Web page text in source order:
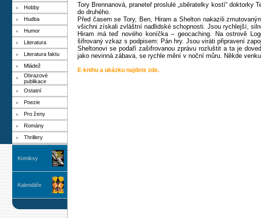
Hobby
Hudba
Humor
Literatura
Literatura faktu
Mládež
Obrazové
publikace
Ostatní
Poezie
Pro ženy
Romány
Thrillery
Komiksy
Kalendáře
Tory Brennanová, praneteř proslulé „sběratelky kostí“ doktorky
do druhého.
Před časem se Tory, Ben, Hiram a Shelton nakazili
všichni získali zvláštní nadlidské schopnosti. Jsou rychlejší,
Hiram má teď nového koníčka – geocaching. Na ostrově
šifrovaný vzkaz s podpisem: Pán hry. Jsou viráti připravení
Sheltonovi se podaří zašifrovanou zprávu rozluštit a ta je
jako nevinná zábava, se rychle mění v noční můru. Někde
E-knihu a ukázku najdete zde.